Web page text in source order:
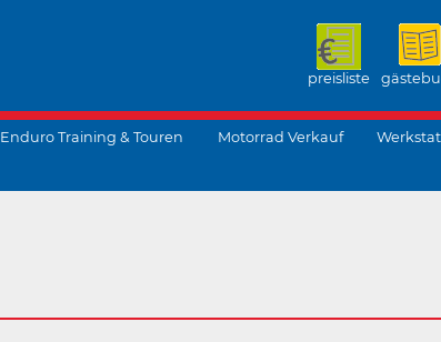
preisliste
Enduro Training & Touren Motorrad Verkauf